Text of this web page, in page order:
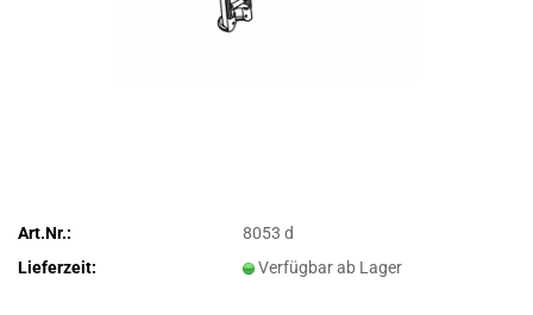
Art.Nr.:
8053 d
Lieferzeit:
Verfügbar ab Lager